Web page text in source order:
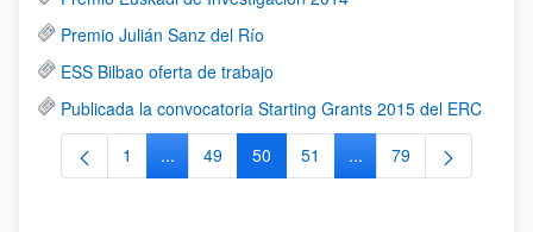
Premio Julián Sanz del Río
ESS Bilbao oferta de trabajo
Publicada la convocatoria Starting Grants 2015 del ERC
Página
1 ...Páginas intermedias Use TAB para desplazarse.
Página
49 Página
50 Página
51 ...Páginas intermedias
Página
79